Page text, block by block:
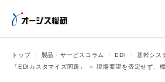
トップ 製品・サービスコラム EDI
基幹シス
「EDIカスタマイズ問題」 ～ 現場要望を否定せず、